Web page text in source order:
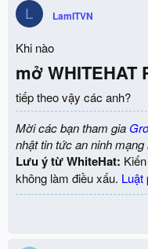
L LamITVN
Khi nào
mở WHITEHAT
tiếp theo vậy các anh?
Mời các bạn tham gia
nhật tin tức an ninh mạng
Lưu ý từ WhiteHat:
không làm điều xấu. Luật